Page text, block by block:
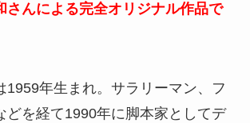
さんによる完全オリジナル作品で
1959年生まれ。サラリーマン、フ
どを経て1990年に脚本家としてデ